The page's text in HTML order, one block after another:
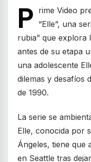
P rime Video
“Elle”, una
rubia” que explora
antes de su etapa
una adolescente
dilemas y desafíos
de 1990.
La serie se
Elle, conocida por
Ángeles, tiene que
en Seattle tras